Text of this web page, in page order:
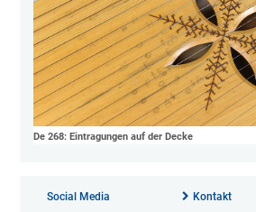
De 268: Eintragungen auf der Decke
Social Media Kontakt